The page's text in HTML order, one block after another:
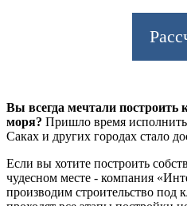
Вы всегда мечтали построить
моря? Пришло время исполнить
Саках и других городах стало
Если вы хотите построить
чудесном месте - компания «
производим строительство